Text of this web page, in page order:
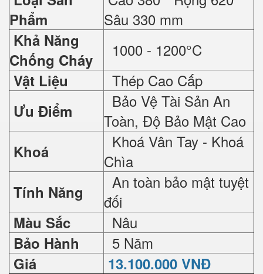
Phẩm
Sâu 330 mm
Khả Năng
Chống Cháy
1000 - 1200°C
Vật Liệu Thép Cao Cấp
Ưu Điểm
Bảo Vệ Tài Sản An
Toàn, Độ Bảo Mật Cao
Khoá
Khoá Vân Tay - Khoá
Chìa
Tính Năng
An toàn bảo mật tuyệt
đối
Màu Sắc Nâu
Bảo Hành 5 Năm
Giá 13.100.000 VNĐ